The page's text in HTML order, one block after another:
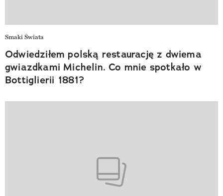
Smaki Świata
Odwiedziłem polską restaurację z dwiema
gwiazdkami Michelin. Co mnie spotkało w
Bottiglierii 1881?